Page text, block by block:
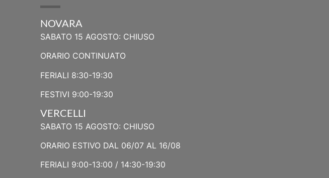
NOVARA
SABATO 15 AGOSTO: CHIUSO
ORARIO CONTINUATO
FERIALI 8:30-19:30
FESTIVI 9:00-19:30
VERCELLI
SABATO 15 AGOSTO: CHIUSO
ORARIO ESTIVO DAL 06/07 AL 16/08
FERIALI 9:00-13:00 / 14:30-19:30